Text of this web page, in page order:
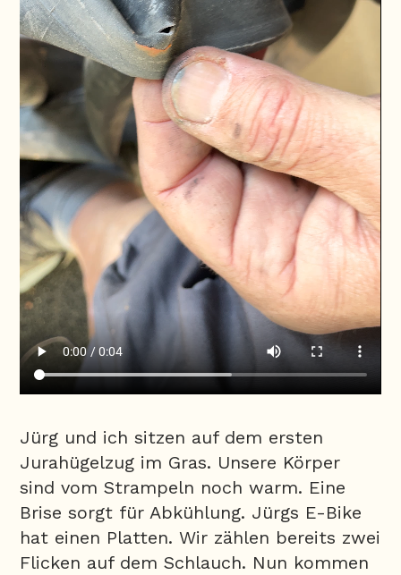
Jürg und ich sitzen auf dem ersten
Jurahügelzug im Gras. Unsere Körper
sind vom Strampeln noch warm. Eine
Brise sorgt für Abkühlung. Jürgs E-Bike
hat einen Platten. Wir zählen bereits zwei
Flicken auf dem Schlauch. Nun kommen